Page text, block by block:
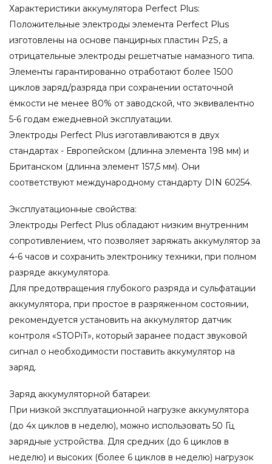
Характеристики аккумулятора Perfect Plus:
Положительные электроды элемента Perfect Plus
изготовлены на основе панцирных пластин PzS, а
отрицательные электроды решетчатые намазного типа.
Элементы гарантированно отработают более 1500
циклов заряд/разряда при сохранении остаточной
ёмкости не менее 80% от заводской, что эквивалентно
5-6 годам ежедневной эксплуатации.
Электроды Perfect Plus изготавливаются в двух
стандартах - Европейском (длинна элемента 198 мм) и
Британском (длинна элемент 157,5 мм). Они
соответствуют международному стандарту DIN 60254.
Эксплуатационные свойства:
Электроды Perfect Plus обладают низким внутренним
сопротивлением, что позволяет заряжать аккумулятор за
4-6 часов и сохранить электронику техники, при полном
разряде аккумулятора.
Для предотвращения глубокого разряда и сульфатации
аккумулятора, при простое в разряженном состоянии,
рекомендуется установить на аккумулятор датчик
контроля «STOPiT», который заранее подаст звуковой
сигнал о необходимости поставить аккумулятор на
заряд.
Заряд аккумуляторной батареи:
При низкой эксплуатационной нагрузке аккумулятора
(до 4х циклов в неделю), можно использовать 50 Гц
зарядные устройства. Для средних (до 6 циклов в
неделю) и высоких (более 6 циклов в неделю) нагрузок